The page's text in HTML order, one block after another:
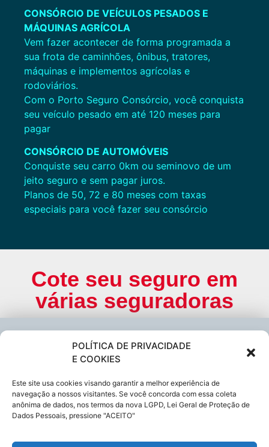
POLÍTICA DE PRIVACIDADE
E COOKIES
Este site usa cookies visando garantir a melhor experiência de
navegação a nossos visitantes. Se você concorda com essa coleta
anônima de dados, nos termos da nova LGPD, Lei Geral de Proteção de
Dados Pessoais, pressione "ACEITO"
CONSÓRCIO DE VEÍCULOS PESADOS E
MÁQUINAS AGRÍCOLA
Vem fazer acontecer de forma programada a
sua frota de caminhões, ônibus, tratores,
máquinas e implementos agrícolas e
rodoviários.
Com o Porto Seguro Consórcio, você conquista
seu veículo pesado em até 120 meses para
pagar
CONSÓRCIO DE AUTOMÓVEIS
Conquiste seu carro 0km ou seminovo de um
jeito seguro e sem pagar juros.
Planos de 50, 72 e 80 meses com taxas
especiais para você fazer seu consórcio
Cote seu seguro em
várias seguradoras
Cote online ou
peça via
WhatsApp